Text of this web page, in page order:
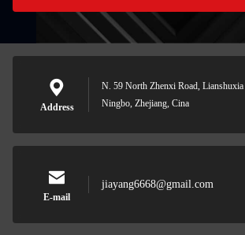
Address
N. 59 North Zhenxi Road,
Ningbo, Zhejiang, Cina
E-mail
jiayang6668@gmail.com